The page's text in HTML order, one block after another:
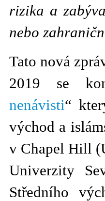
rizika a
nebo
Tato nová
2019 se
nenávisti“
východ a
v Chapel Hill
Univerzity
Středního